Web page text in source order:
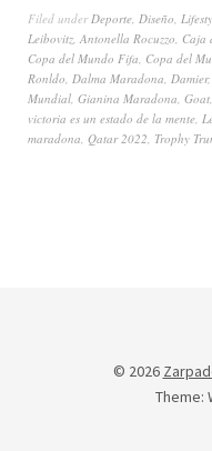
Filed underDeporte, Diseño,
Leibovitz, Antonella Rocuzzo, Caja
Copa del Mundo Fifa, Copa del
Ronldo, Dalma Maradona, Damier,
Mundial, Gianina Maradona, Goat,
victoria es un estado de la mente,
maradona, Qatar 2022, Trophy
© 2026
Theme: